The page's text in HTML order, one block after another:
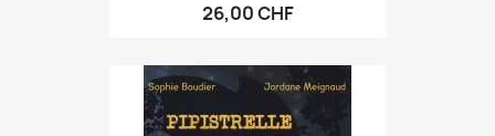
26,00 CHF